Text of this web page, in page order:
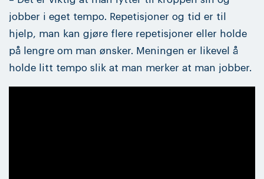
jobber i eget tempo. Repetisjoner og tid er til
hjelp, man kan gjøre flere repetisjoner eller holde
på lengre om man ønsker. Meningen er likevel å
holde litt tempo slik at man merker at man jobber.